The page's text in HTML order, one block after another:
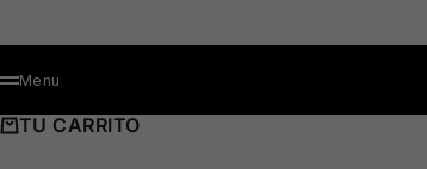
MENÚ
Menu
TU CARRITO